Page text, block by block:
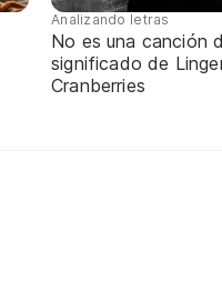
Analizando letras
No es una canción
significado de
Cranberries